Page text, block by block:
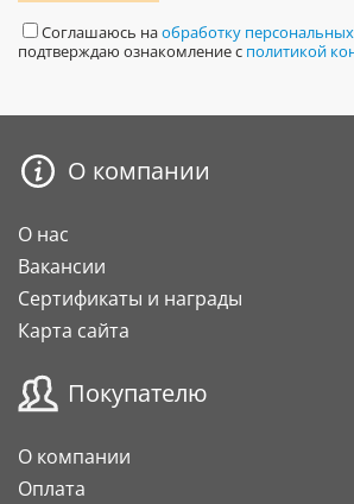
Соглашаюсь наобработку
подтверждаю ознакомление с политикой
О компании
О нас
Вакансии
Сертификаты и награды
Карта сайта
Покупателю
О компании
Оплата